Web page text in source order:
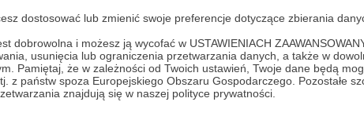
dostosować lub zmienić swoje preferencje dotyczące zbierania
dobrowolna i możesz ją wycofać w USTAWIENIACH
usunięcia lub ograniczenia przetwarzania danych, a także w
Pamiętaj, że w zależności od Twoich ustawień, Twoje dane będą
z państw spoza Europejskiego Obszaru Gospodarczego. Pozostałe
znajdują się w naszej polityce prywatności.
Zostań